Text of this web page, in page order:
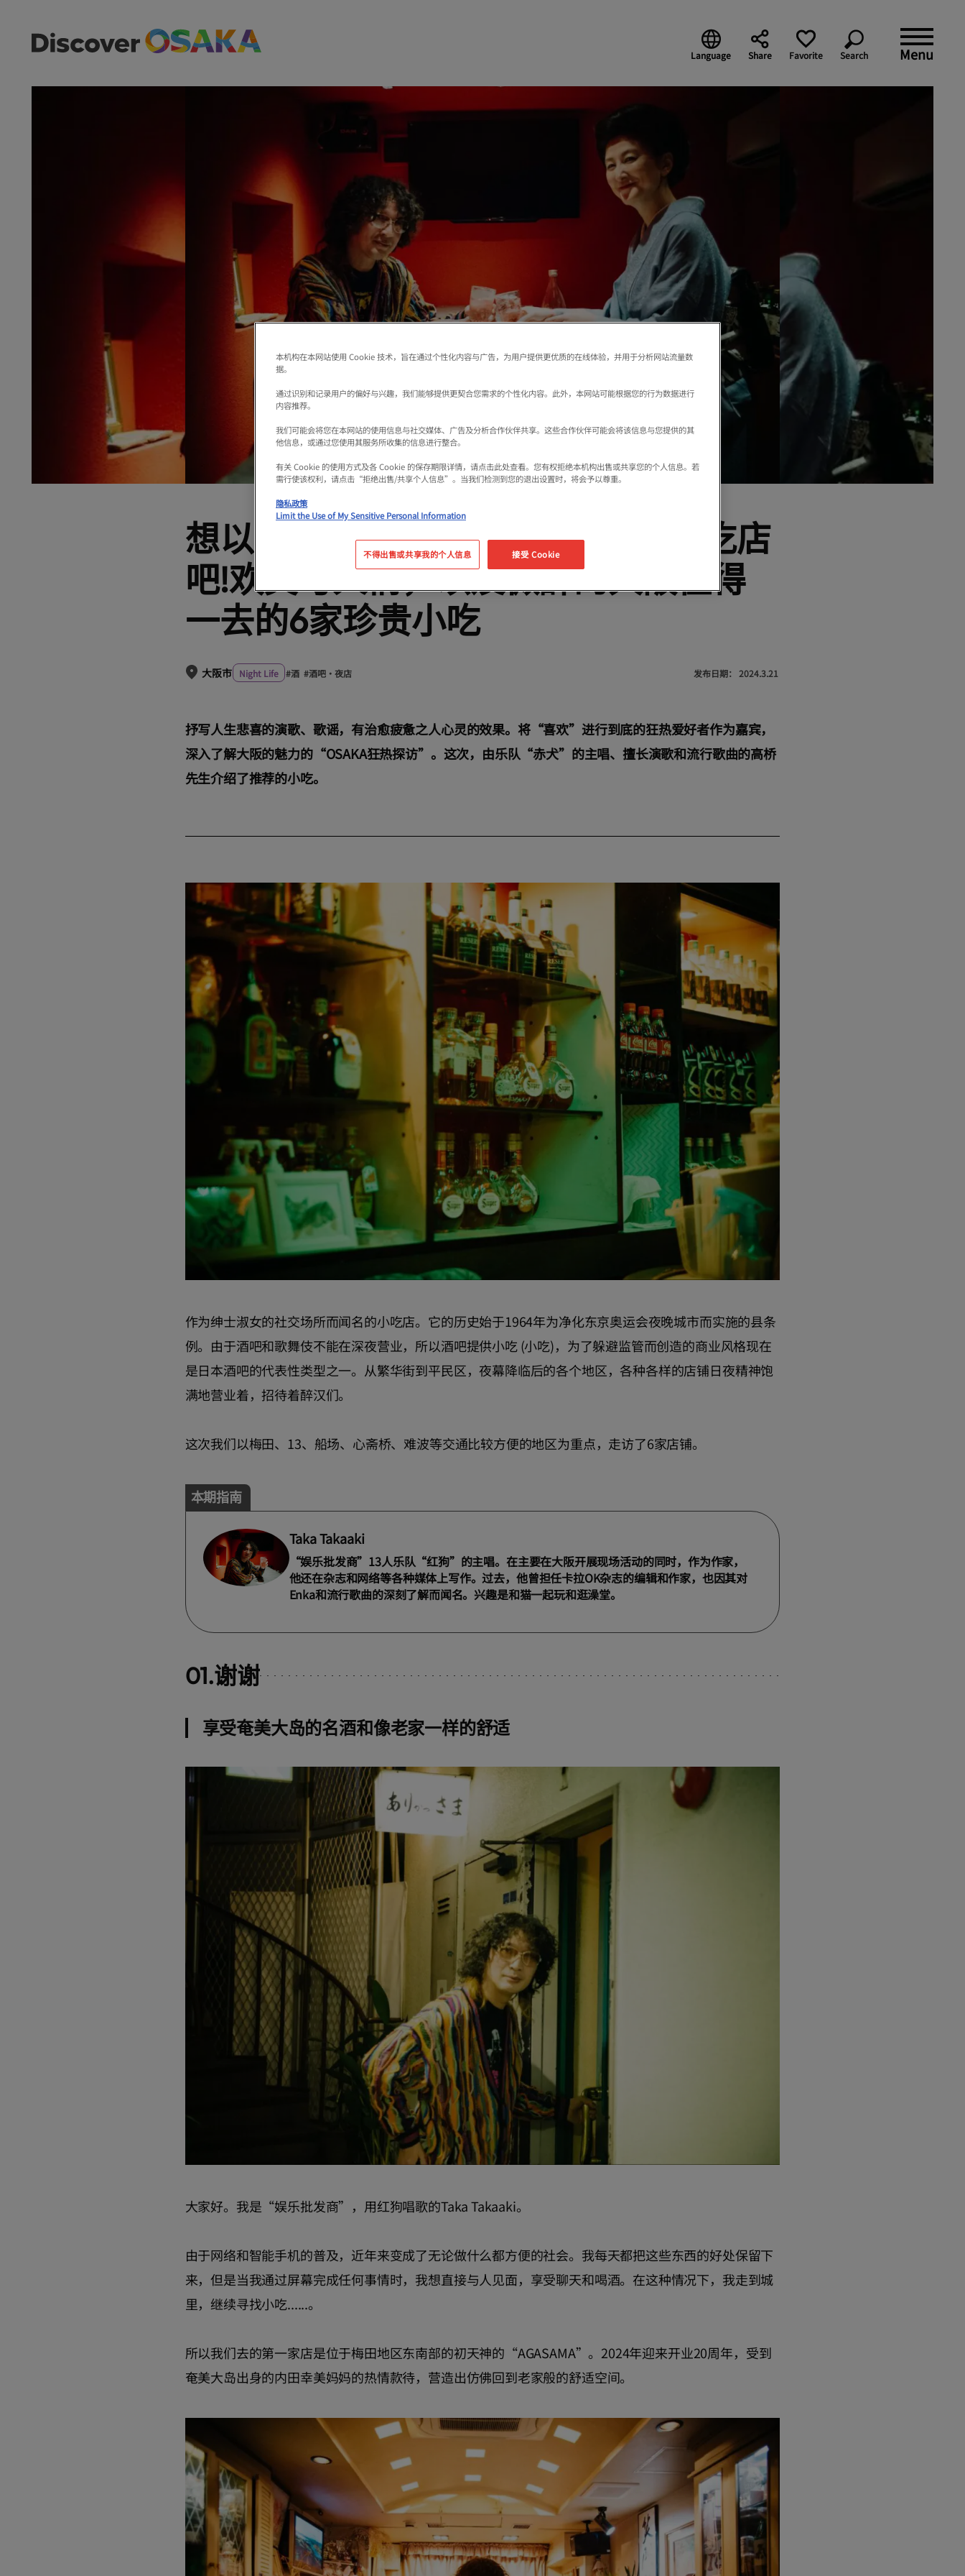
Language Share Favorite Search Menu
想以实惠的价格游玩的话，就去小吃店
吧!欢笑与人情，以及微醉的大阪值得
一去的6家珍贵小吃
大阪市 Night Life #酒 #酒吧・夜店 发布日期： 2024.3.21
抒写人生悲喜的演歌、歌谣，有治愈疲惫之人心灵的效果。将“喜欢”进行到底的狂热爱好者作为嘉宾，
深入了解大阪的魅力的“OSAKA狂热探访”。这次，由乐队“赤犬”的主唱、擅长演歌和流行歌曲的高桥
先生介绍了推荐的小吃。
作为绅士淑女的社交场所而闻名的小吃店。它的历史始于1964年为净化东京奥运会夜晚城市而实施的县条
例。由于酒吧和歌舞伎不能在深夜营业，所以酒吧提供小吃 (小吃)，为了躲避监管而创造的商业风格现在
是日本酒吧的代表性类型之一。从繁华街到平民区，夜幕降临后的各个地区，各种各样的店铺日夜精神饱
满地营业着，招待着醉汉们。
这次我们以梅田、13、船场、心斋桥、难波等交通比较方便的地区为重点，走访了6家店铺。
本期指南
Taka Takaaki
“娱乐批发商”13人乐队“红狗”的主唱。在主要在大阪开展现场活动的同时，作为作家，
他还在杂志和网络等各种媒体上写作。过去，他曾担任卡拉OK杂志的编辑和作家，也因其对
Enka和流行歌曲的深刻了解而闻名。兴趣是和猫一起玩和逛澡堂。
01.谢谢
享受奄美大岛的名酒和像老家一样的舒适
大家好。我是“娱乐批发商”，用红狗唱歌的Taka Takaaki。
由于网络和智能手机的普及，近年来变成了无论做什么都方便的社会。我每天都把这些东西的好处保留下
来，但是当我通过屏幕完成任何事情时，我想直接与人见面，享受聊天和喝酒。在这种情况下，我走到城
里，继续寻找小吃......。
所以我们去的第一家店是位于梅田地区东南部的初天神的“AGASAMA”。2024年迎来开业20周年，受到
奄美大岛出身的内田幸美妈妈的热情款待，营造出仿佛回到老家般的舒适空间。
本机构在本网站使用 Cookie 技术，旨在通过个性化内容与广告，为用户提供更优质的在线体验，并用于分析网站流量数
据。
通过识别和记录用户的偏好与兴趣，我们能够提供更契合您需求的个性化内容。此外，本网站可能根据您的行为数据进行
内容推荐。
我们可能会将您在本网站的使用信息与社交媒体、广告及分析合作伙伴共享。这些合作伙伴可能会将该信息与您提供的其
他信息，或通过您使用其服务所收集的信息进行整合。
有关 Cookie 的使用方式及各 Cookie 的保存期限详情，请点击此处查看。您有权拒绝本机构出售或共享您的个人信息。若
需行使该权利，请点击“拒绝出售/共享个人信息”。当我们检测到您的退出设置时，将会予以尊重。
隐私政策
Limit the Use of My Sensitive Personal Information
不得出售或共享我的个人信息 接受 Cookie